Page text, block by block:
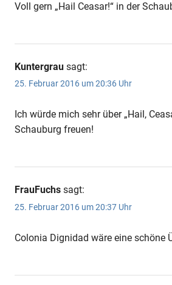
Voll gern „Hail Ceasar!“ in der
Kuntergrau sagt:
25. Februar 2016 um 20:36 Uhr
Ich würde mich sehr über „Hail,
Schauburg freuen!
FrauFuchs sagt:
25. Februar 2016 um 20:37 Uhr
Colonia Dignidad wäre eine schöne